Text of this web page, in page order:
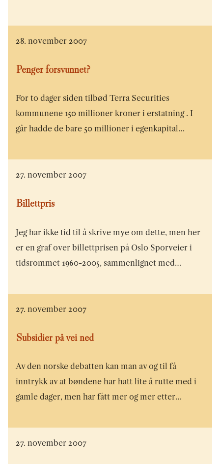
28. november 2007
Penger forsvunnet?
For to dager siden tilbød Terra Securities
kommunene 150 millioner kroner i erstatning . I
går hadde de bare 50 millioner i egenkapital…
27. november 2007
Billettpris
Jeg har ikke tid til å skrive mye om dette, men her
er en graf over billettprisen på Oslo Sporveier i
tidsrommet 1960-2005, sammenlignet med…
27. november 2007
Subsidier på vei ned
Av den norske debatten kan man av og til få
inntrykk av at bøndene har hatt lite å rutte med i
gamle dager, men har fått mer og mer etter…
27. november 2007